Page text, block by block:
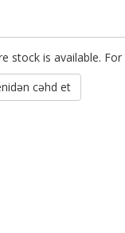
is available.
cəhd et